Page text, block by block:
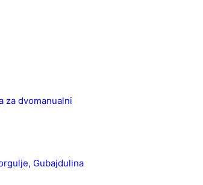
za dvomanualni
Gubajdulina